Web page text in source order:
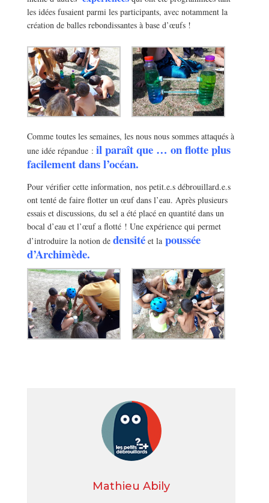
les idées fusaient parmi les participants, avec notamment la
création de balles rebondissantes à base d’œufs !
Comme toutes les semaines, les nous nous sommes attaqués à
une idée répandue : il paraît que … on flotte plus
facilement dans l’océan.
Pour vérifier cette information, nos petit.e.s débrouillard.e.s
ont tenté de faire flotter un œuf dans l’eau. Après plusieurs
essais et discussions, du sel a été placé en quantité dans un
bocal d’eau et l’œuf a flotté ! Une expérience qui permet
d’introduire la notion de densitéet lapoussée
d’Archimède.
Mathieu Abily